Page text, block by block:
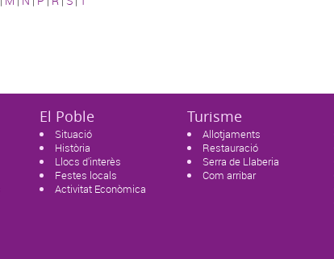
El Poble
Situació
Història
Llocs d'interès
Festes locals
Activitat Econòmica
Turisme
Allotjaments
Restauració
Serra de Llaberia
Com arribar